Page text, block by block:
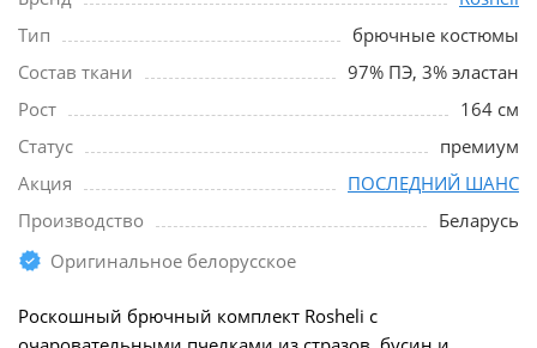
Тип
брючные костюмы
Состав ткани
97% ПЭ, 3% эластан
Рост
164 см
Статус
премиум
Акция
ПОСЛЕДНИЙ ШАНС
Производство
Беларусь
Оригинальное белорусское
Роскошный брючный комплект Rosheli c